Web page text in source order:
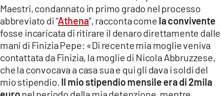
Maestri, condannato in primo grado nel processo
abbreviato di “Athena”, racconta come la convivente
fosse incaricata di ritirare il denaro direttamente dalle
mani di Finizia Pepe: «Di recente mia moglie veniva
contattata da Finizia, la moglie di Nicola Abbruzzese,
che la convocava a casa sua e qui gli dava i soldi del
mio stipendio. Il mio stipendio mensile era di 2mila